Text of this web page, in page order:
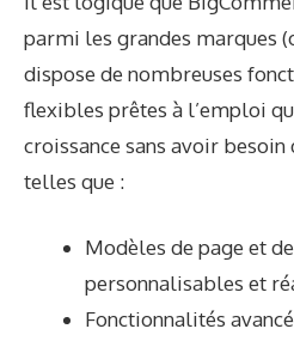
parmi les grandes marques
dispose de nombreuses
flexibles prêtes à l’emploi
croissance sans avoir besoin
telles que :
Modèles de page et
personnalisables et
Fonctionnalités